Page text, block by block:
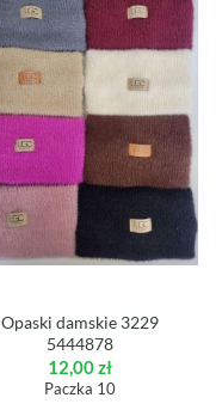
Opaski damskie 3229
5444878
12,00zł
Paczka 10